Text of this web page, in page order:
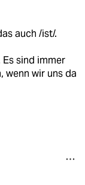
auch /ist/.
sind immer
wenn wir uns da